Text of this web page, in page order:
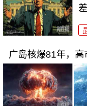
广岛核爆81年，高